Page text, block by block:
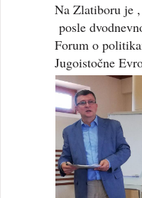
Na Zlatiboru je ,
posle
Forum o
Jugoistočne